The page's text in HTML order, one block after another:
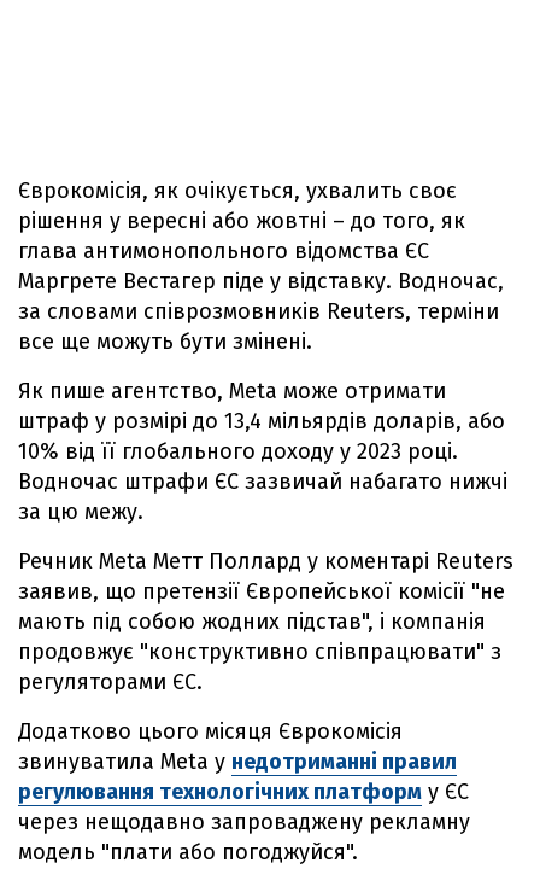
Єврокомісія, як очікується, ухвалить своє
рішення у вересні або жовтні – до того, як
глава антимонопольного відомства ЄС
Маргрете Вестагер піде у відставку. Водночас,
за словами співрозмовників Reuters, терміни
все ще можуть бути змінені.
Як пише агентство, Meta може отримати
штраф у розмірі до 13,4 мільярдів доларів, або
10% від її глобального доходу у 2023 році.
Водночас штрафи ЄС зазвичай набагато нижчі
за цю межу.
Речник Meta Метт Поллард у коментарі Reuters
заявив, що претензії Європейської комісії "не
мають під собою жодних підстав", і компанія
продовжує "конструктивно співпрацювати" з
регуляторами ЄС.
Додатково цього місяця Єврокомісія
звинуватила Meta у недотриманні правил
регулювання технологічних платформ у ЄС
через нещодавно запроваджену рекламну
модель "плати або погоджуйся".